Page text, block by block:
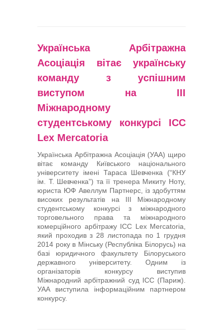
Українська Арбітражна
Асоціація вітає українську
команду з успішним
виступом на ІІІ
Міжнародному
студентському конкурсі ICC
Lex Mercatoria
Українська Арбітражна Асоціація (УАА) щиро
вітає команду Київського національного
університету імені Тараса Шевченка (“КНУ
ім. Т. Шевченка”) та її тренера Микиту Ноту,
юриста ЮФ Авеллум Партнерс, із здобуттям
високих результатів на III Міжнародному
студентському конкурсі з міжнародного
торговельного права та міжнародного
комерційного арбітражу ICC Lex Mercatoria,
який проходив з 28 листопада по 1 грудня
2014 року в Мінську (Республіка Білорусь) на
базі юридичного факультету Білоруського
державного університету. Одним із
організаторів конкурсу виступив
Міжнародний арбітражний суд ICC (Париж).
УАА виступила інформаційним партнером
конкурсу.